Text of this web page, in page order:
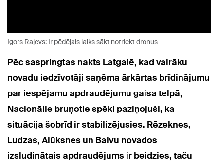
Igors Rajevs: Ir pēdējais laiks sākt notriekt dronus
Pēc saspringtas nakts Latgalē, kad vairāku
novadu iedzīvotāji saņēma ārkārtas brīdinājumu
par iespējamu apdraudējumu gaisa telpā,
Nacionālie bruņotie spēki paziņojuši, ka
situācija šobrīd ir stabilizējusies. Rēzeknes,
Ludzas, Alūksnes un Balvu novados
izsludinātais apdraudējums ir beidzies, taču